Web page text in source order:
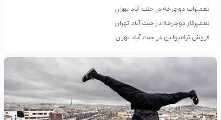
تعمیرات دوچرخه در جنت آباد تهران
تعمیرکار دوچرخه در جنت آباد تهران
فروش ترامپولین در جنت آباد تهران